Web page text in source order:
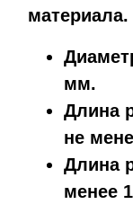
материала.
мм.
Длина
не
Длина
менее